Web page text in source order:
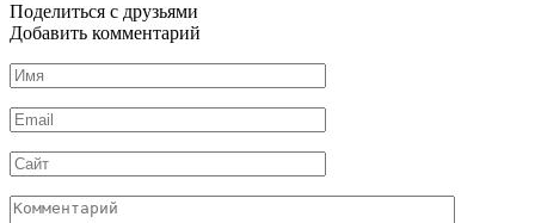
Поделиться с друзьями
Добавить комментарий
Имя
*
Email
*
Сайт
Комментарий